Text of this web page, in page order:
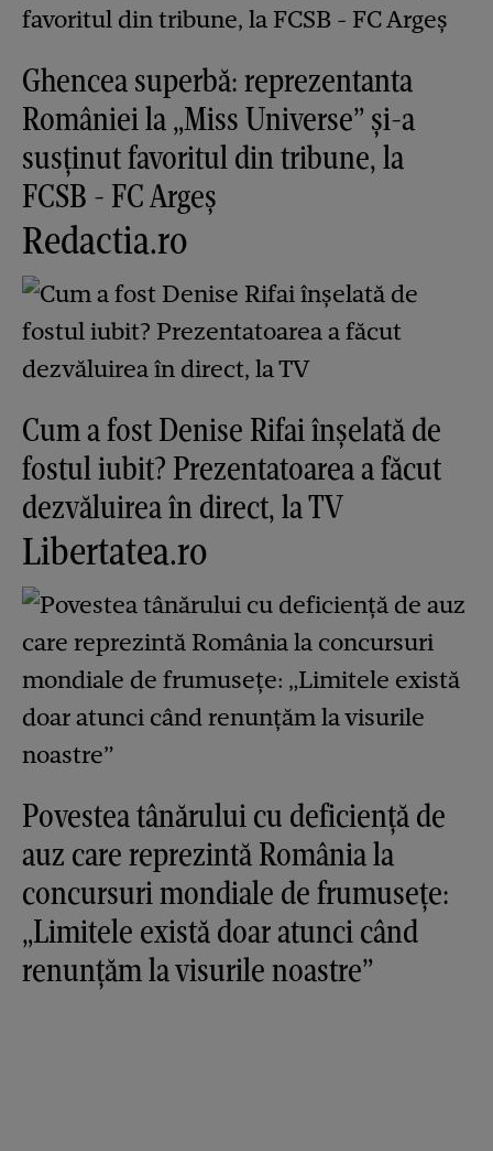
Ghencea superbă: reprezentanta
României la „Miss Universe” și-a
susținut favoritul din tribune, la
FCSB - FC Argeș
Redactia.ro
Cum a fost Denise Rifai înșelată de
fostul iubit? Prezentatoarea a făcut
dezvăluirea în direct, la TV
Libertatea.ro
Povestea tânărului cu deficiență de
auz care reprezintă România la
concursuri mondiale de frumusețe:
„Limitele există doar atunci când
renunțăm la visurile noastre”